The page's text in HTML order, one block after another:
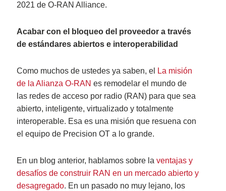
2021 de O-RAN Alliance.
Acabar con el bloqueo del proveedor a través
de estándares abiertos e interoperabilidad
Como muchos de ustedes ya saben, el
La misión
de la Alianza O-RAN es remodelar el mundo de
las redes de acceso por radio (RAN) para que sea
abierto, inteligente, virtualizado y totalmente
interoperable. Esa es una misión que resuena con
el equipo de Precision OT a lo grande.
En un blog anterior, hablamos sobre laventajas y
desafíos de construir RAN en un mercado abierto y
desagregado. En un pasado no muy lejano, los